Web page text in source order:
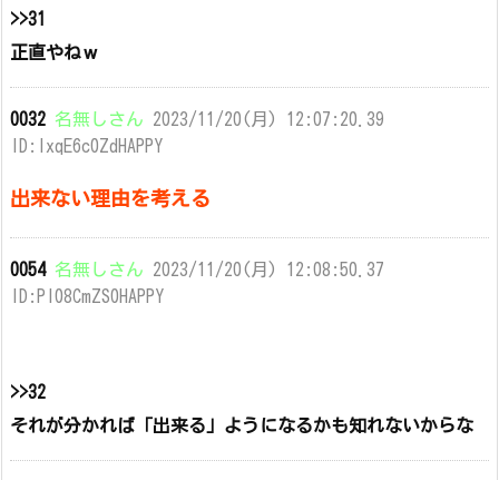
>>31
正直やねｗ
0032 名無しさん 2023/11/20(月) 12:07:20.39
ID:IxqE6c0ZdHAPPY
出来ない理由を考える
0054 名無しさん 2023/11/20(月) 12:08:50.37
ID:Pl08CmZS0HAPPY
>>32
それが分かれば「出来る」ようになるかも知れないからな